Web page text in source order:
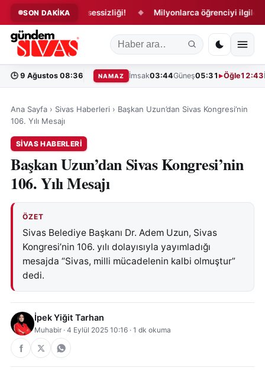
SON DAKİKAtribün sessizliği! ◆ Milyonlarca öğrenciyi
🕒 9 Ağustos 08:36 NAMAZ İmsak03:44Güneş05:31 Öğle12:43
Ana Sayfa › Sivas Haberleri › Başkan Uzun’dan Sivas Kongresi’nin
106. Yılı Mesajı
SIVAS HABERLERI
Başkan Uzun’dan Sivas Kongresi’nin
106. Yılı Mesajı
ÖZET
Sivas Belediye Başkanı Dr. Adem Uzun, Sivas
Kongresi’nin 106. yılı dolayısıyla yayımladığı
mesajda “Sivas, milli mücadelenin kalbi olmuştur”
dedi.
İpek Yiğit Tarhan
Muhabir · 4 Eylül 2025 10:16 · 1 dk okuma